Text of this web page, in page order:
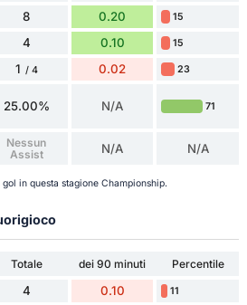
8 0.20 15
4 0.10 15
1 / 4 0.02 23
25.00% N/A 71
Nessun
Assist
N/A N/A
in questa stagione Championship.
Totale dei 90 minuti
Percentile
4 0.10 11